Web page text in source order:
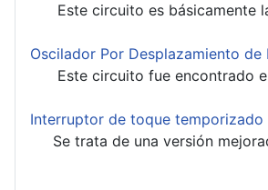
Este circuito es básicamente
Oscilador Por Desplazamiento de
Este circuito fue encontrado
Interruptor de toque temporizado
Se trata de una versión